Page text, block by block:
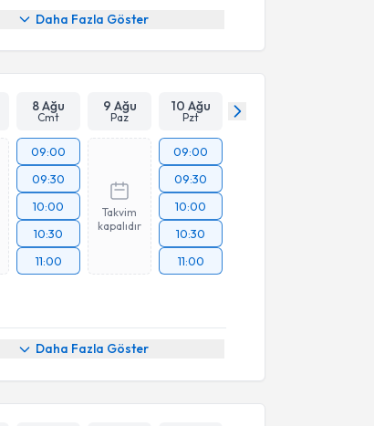
Daha Fazla Göster
8 Ağu
Cmt
9 Ağu
Paz
10 Ağu
Pzt
09:00
09:30
10:00
10:30
11:00
Takvim
kapalıdır
09:00
09:30
10:00
10:30
11:00
Daha Fazla Göster